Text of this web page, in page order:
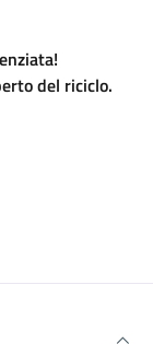
del riciclo.